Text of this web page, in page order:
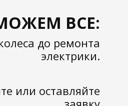
ВСЕ:
до ремонта
электрики.
или оставляйте